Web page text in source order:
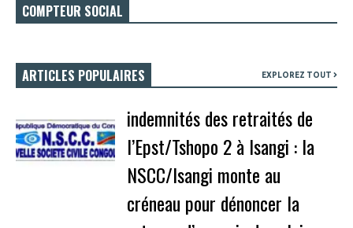
COMPTEUR SOCIAL
ARTICLES POPULAIRES EXPLOREZ TOUT
indemnités des retraités de
l’Epst/Tshopo 2 à Isangi : la
NSCC/Isangi monte au
créneau pour dénoncer la